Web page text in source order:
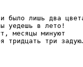
было лишь два
уедешь в лето!
месяцы минуют
тридцать три